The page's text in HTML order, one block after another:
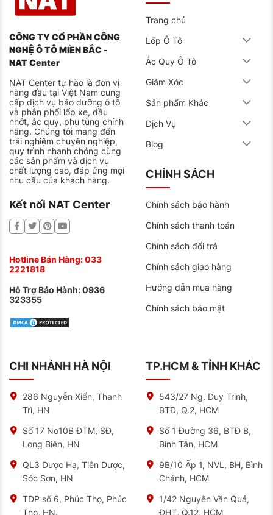
CÔNG TY CỔ PHẦN CÔNG
NGHỆ Ô TÔ MIỀN BẮC -
NAT Center
NAT Center tự hào là đơn vị
hàng đầu tại Việt Nam cung
cấp dịch vụ bảo dưỡng ô tô
và phân phối lốp xe, dầu
nhớt, ắc quy, phụ tùng chính
hãng. Chúng tôi mang đến
trải nghiệm chuyên nghiệp,
quy trình nhanh chóng cùng
các sản phẩm và dịch vụ
chất lượng cao, đáp ứng mọi
nhu cầu của khách hàng.
Kết nối NAT Center
Hotline Bán Hàng:033
2221818
Hỗ Trợ Bảo Hành:0936
323355
Trang chủ
Lốp Ô Tô
Ắc Quy Ô Tô
Giảm Xóc
Sản phẩm Khác
Dịch Vụ
Blog
CHÍNH SÁCH
Chính sách bảo hành
Chính sách thanh toán
Chính sách đổi trả
Chính sách giao hàng
Hướng dẫn mua hàng
Chính sách bảo mật
CHI NHÁNH HÀ NỘI
286 Nguyễn Xiển, Thanh
Trì, HN
Số 17 No10B ĐTM, SĐ,
Long Biên, HN
QL3 Dược Hạ, Tiên Dược,
Sóc Sơn, HN
TDP số 6, Phúc Thọ, Phúc
Thọ, HN.
TP.HCM & TỈNH KHÁC
543/27 Ng. Duy Trinh,
BTĐ, Q.2, HCM
Số 1 Đường 36, BTĐ B,
Bình Tân, HCM
9B/10 Ấp 1, NVL, BH, Bình
Chánh, HCM
1/42 Nguyễn Văn Quá,
ĐHT, Q.12, HCM